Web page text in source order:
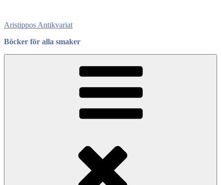
content
Aristippos Antikvariat
Böcker för alla smaker